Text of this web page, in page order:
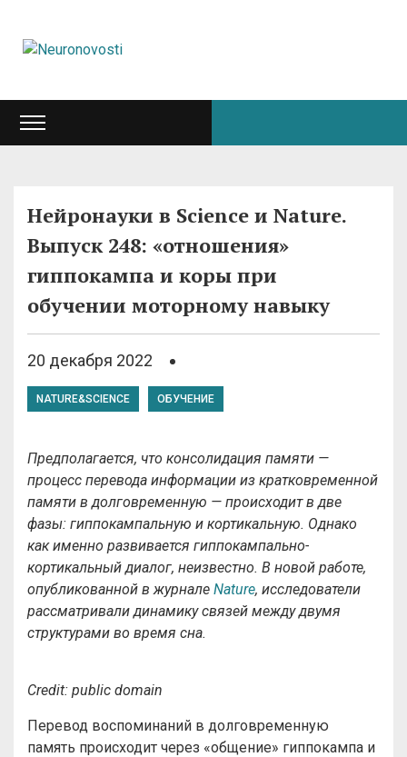
Нейронауки в Science и Nature.
Выпуск 248: «отношения»
гиппокампа и коры при
обучении моторному навыку
20 декабря 2022
NATURE&SCIENCE ОБУЧЕНИЕ
Предполагается, что консолидация памяти —
процесс перевода информации из кратковременной
памяти в долговременную — происходит в две
фазы: гиппокампальную и кортикальную. Однако
как именно развивается гиппокампально-
кортикальный диалог, неизвестно. В новой работе,
опубликованной в журнале Nature, исследователи
рассматривали динамику связей между двумя
структурами во время сна.
Credit: public domain
Перевод воспоминаний в долговременную
память происходит через «общение» гиппокампа и